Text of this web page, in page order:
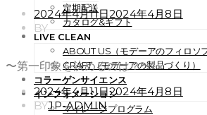
定期配送
カタログ&ギフト
LIVE CLEAN
ABOUT US（モデーアのフィロソ
CRAFT（モデーアの製品づくり）
コラーゲンサイエンス
インフォメーション
マイレージプログラム
POSTED
ON
2024年4月11日2024年4月8日
BY
〜第一印象を決めるのは？〜
POSTED
ON
2024年4月11日2024年4月8日
BYJP-ADMIN